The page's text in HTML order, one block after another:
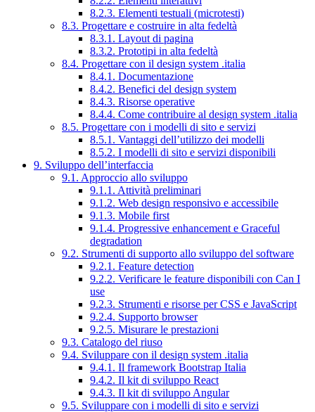
8.2.3. Elementi testuali (microtesti)
8.3. Progettare e costruire in alta fedeltà
8.3.1. Layout di pagina
8.3.2. Prototipi in alta fedeltà
8.4. Progettare con il design system .italia
8.4.1. Documentazione
8.4.2. Benefici del design system
8.4.3. Risorse operative
8.4.4. Come contribuire al design system .italia
8.5. Progettare con i modelli di sito e servizi
8.5.1. Vantaggi dell’utilizzo dei modelli
8.5.2. I modelli di sito e servizi disponibili
9. Sviluppo dell’interfaccia
9.1. Approccio allo sviluppo
9.1.1. Attività preliminari
9.1.2. Web design responsivo e accessibile
9.1.3. Mobile first
9.1.4. Progressive enhancement e Graceful
degradation
9.2. Strumenti di supporto allo sviluppo del software
9.2.1. Feature detection
9.2.2. Verificare le feature disponibili con Can I
use
9.2.3. Strumenti e risorse per CSS e JavaScript
9.2.4. Supporto browser
9.2.5. Misurare le prestazioni
9.3. Catalogo del riuso
9.4. Sviluppare con il design system .italia
9.4.1. Il framework Bootstrap Italia
9.4.2. Il kit di sviluppo React
9.4.3. Il kit di sviluppo Angular
9.5. Sviluppare con i modelli di sito e servizi